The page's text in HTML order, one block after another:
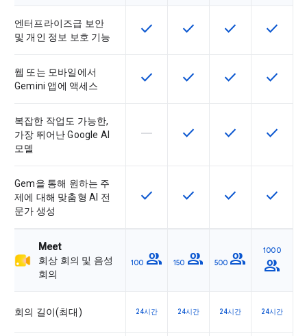
엔터프라이즈급 보안
및 개인 정보 보호 기능
이 기능은 SKU에서 사용할 수 있습
check 이 기능은 SKU에서 사용
check 이 기능은 SKU
check 이 기능
check
웹 또는 모바일에서
Gemini 앱에 액세스
이 기능은 SKU에서 사용할 수 있습
check 이 기능은 SKU에서 사용
check 이 기능은 SKU
check 이 기능
check
복잡한 작업도 가능한,
가장 뛰어난 Google AI
모델
이 기능은 이 SKU에서 지원되지
horizontal_rule 이 기능은 SKU에서 사용
check 이 기능은 SKU
check 이 기능
check
Gem을 통해 원하는 주
제에 대해 맞춤형 AI 전
문가 생성
이 기능은 SKU에서 사용할 수 있습
check 이 기능은 SKU에서 사용
check 이 기능은 SKU
check 이 기능
check
Meet
회상 회의 및 음성
회의
100 group 150 group 500 group 1000
group
회의 길이(최대) 24시간 24시간 24시간 24시간